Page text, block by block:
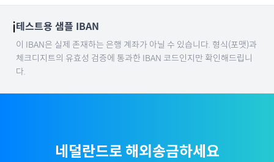
ℹ️테스트용 샘플 IBAN
이 IBAN은 실제 존재하는 은행 계좌가 아닐 수 있습니다. 형식(포맷)과
체크디지트의 유효성 검증에 통과한 IBAN 코드인지만 확인해드립니
다.
네덜란드로 해외송금하세요